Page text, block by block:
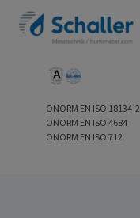
ONORM EN ISO 18134-2
ONORM EN ISO 4684
ONORM EN ISO 712